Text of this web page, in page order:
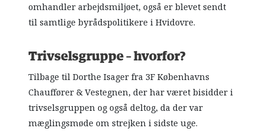
omhandler arbejdsmiljøet, også er blevet sendt
til samtlige byrådspolitikere i Hvidovre.
Trivselsgruppe – hvorfor?
Tilbage til Dorthe Isager fra 3F Københavns
Chauffører & Vestegnen, der har været bisidder i
trivselsgruppen og også deltog, da der var
mæglingsmøde om strejken i sidste uge.